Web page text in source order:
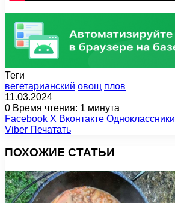
Теги
вегетарианский овощ плов
11.03.2024
0 Время чтения: 1 минута
Facebook X Вконтакте Одноклассники
Viber Печатать
ПОХОЖИЕ СТАТЬИ